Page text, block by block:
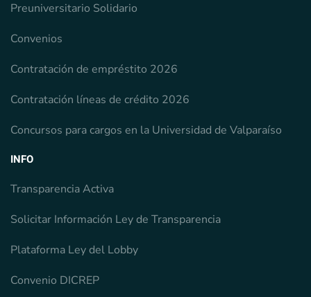
Preuniversitario Solidario
Convenios
Contratación de empréstito 2026
Contratación líneas de crédito 2026
Concursos para cargos en la Universidad de Valparaíso
INFO
Transparencia Activa
Solicitar Información Ley de Transparencia
Plataforma Ley del Lobby
Convenio DICREP